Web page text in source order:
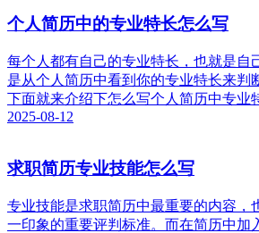
个人简历中的专业特长怎么写
每个人都有自己的专业特长，也就是自
是从个人简历中看到你的专业特长来判
下面就来介绍下怎么写个人简历中专业
2025-08-12
求职简历专业技能怎么写
专业技能是求职简历中最重要的内容，
一印象的重要评判标准。而在简历中加